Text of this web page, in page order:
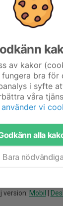
version: Mobil
av kakor
bra för
i syfte
våra
använder vi
alla
Bara nödvändiga